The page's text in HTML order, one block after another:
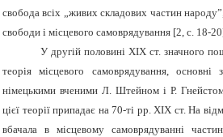
свобода всіх „живих складових частин
свободи і місцевого самоврядування [2, с. 18-
У другій половині ХІХ ст. значного
теорія місцевого самоврядування, основні
німецькими вченими Л. Штейном і Р.
цієї теорії припадає на 70-ті рр. XIX ст. На
вбачала в місцевому самоврядуванні